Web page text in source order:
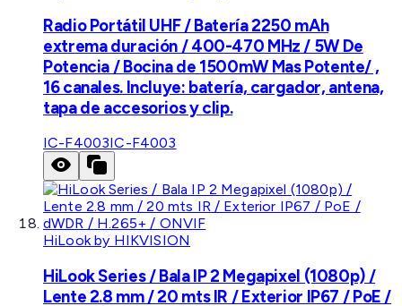
Radio Portátil UHF / Batería 2250 mAh
extrema duración / 400-470 MHz / 5W De
Potencia / Bocina de 1500mW Mas Potente/ ,
16 canales. Incluye: batería, cargador, antena,
tapa de accesorios y clip.
IC-F4003IC-F4003
HiLook by HIKVISION
HiLook Series / Bala IP 2 Megapixel (1080p) /
Lente 2.8 mm / 20 mts IR / Exterior IP67 / PoE /